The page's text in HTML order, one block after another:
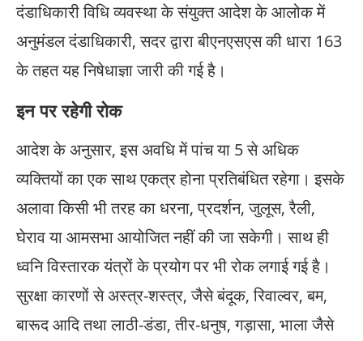
दंडाधिकारी विधि व्यवस्था के संयुक्त आदेश के आलोक में
अनुमंडल दंडाधिकारी, सदर द्वारा बीएनएसएस की धारा 163
के तहत यह निषेधाज्ञा जारी की गई है।
इन पर रहेगी रोक
आदेश के अनुसार, इस अवधि में पांच या 5 से अधिक
व्यक्तियों का एक साथ एकत्र होना प्रतिबंधित रहेगा। इसके
अलावा किसी भी तरह का धरना, प्रदर्शन, जुलूस, रैली,
घेराव या आमसभा आयोजित नहीं की जा सकेगी। साथ ही
ध्वनि विस्तारक यंत्रों के प्रयोग पर भी रोक लगाई गई है।
सुरक्षा कारणों से अस्त्र-शस्त्र, जैसे बंदूक, रिवाल्वर, बम,
बारूद आदि तथा लाठी-डंडा, तीर-धनुष, गड़ासा, भाला जैसे